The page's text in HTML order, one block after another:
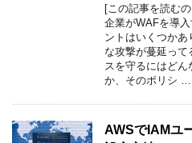
[この記事を読む
企業がWAFを導
ントはいくつか
な攻撃が蔓延っ
スを守るにはど
か、そのポリシ …
AWSでIAMユ